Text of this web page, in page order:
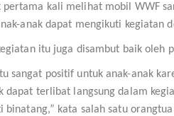
pertama kali melihat mobil WWF
anak dapat mengikuti kegiatan
itu juga disambut baik oleh
sangat positif untuk anak-anak
dapat terlibat langsung dalam
binatang,” kata salah satu